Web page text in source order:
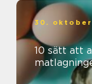
30. oktober
10 sätt att